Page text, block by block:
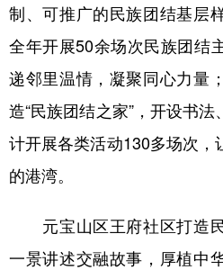
新疆 内蒙古
English Español
制、可推广的民族团结基层
全年开展50余场次民族团结
递邻里温情，凝聚同心力量
造“民族团结之家”，开设书
计开展各类活动130多场次
的港湾。
元宝山区王府社区打造
一景讲述交融故事，厚植中